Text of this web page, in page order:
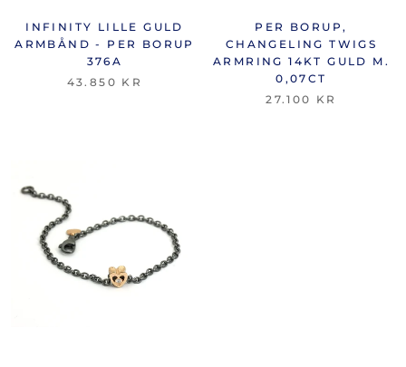
INFINITY LILLE GULD
ARMBÅND - PER BORUP
376A
43.850 KR
PER BORUP,
CHANGELING TWIGS
ARMRING 14KT GULD M.
0,07CT
27.100 KR